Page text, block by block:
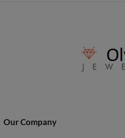
Our Company